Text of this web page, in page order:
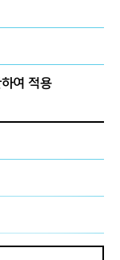
| 공연 시작 2
| 공연 시작
의 공연 관람에
입은 불가하며,
함에 보관하시
관함은 너비 50
의 크기이
여 적용
여 적용